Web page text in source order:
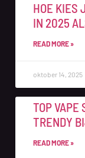
HOE KIES
IN 2025
READ MORE »
oktober 14, 2025
TOP VAPE
TRENDY
READ MORE »